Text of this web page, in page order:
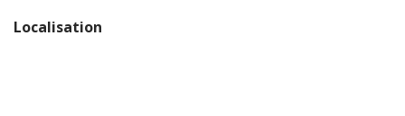
Localisation